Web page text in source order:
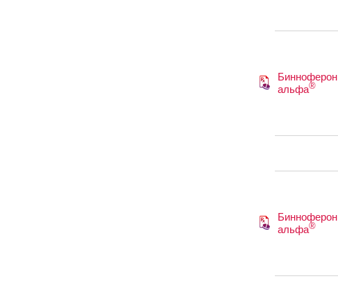
Бинноферон
альфа®
Бинноферон
альфа®